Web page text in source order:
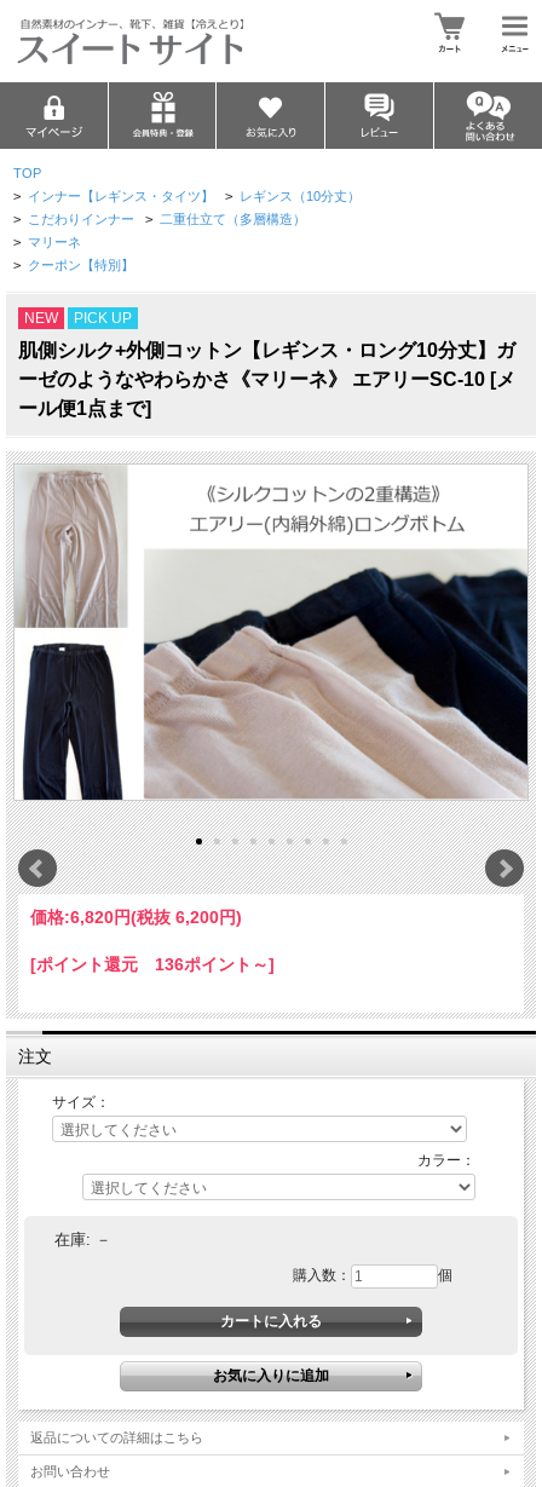
TOP
> インナー【レギンス・タイツ】 > レギンス（10分丈）
> こだわりインナー > 二重仕立て（多層構造）
> マリーネ
> クーポン【特別】
NEW PICK UP
肌側シルク+外側コットン【レギンス・ロング10分丈】ガ
ーゼのようなやわらかさ《マリーネ》 エアリーSC-10 [メ
ール便1点まで]
価格:6,820円(税抜 6,200円)
[ポイント還元 136ポイント～]
注文
サイズ：
カラー：
在庫: －
購入数： 個
返品についての詳細はこちら
お問い合わせ